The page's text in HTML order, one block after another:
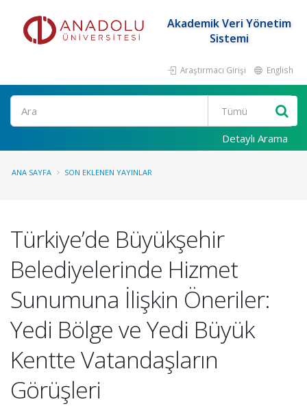
Akademik Veri Yönetim
Sistemi
Araştırmacı Girişi English
Ara
Detaylı Arama
ANA SAYFA SON EKLENEN YAYINLAR
Türkiye’de Büyükşehir
Belediyelerinde Hizmet
Sunumuna İlişkin Öneriler:
Yedi Bölge ve Yedi Büyük
Kentte Vatandaşların
Görüşleri